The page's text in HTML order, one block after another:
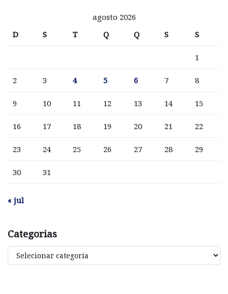
agosto 2026
D
S T Q Q S S
1
2 3 4 5 6 7 8
9 10 11 12 13 14 15
16 17 18 19 20 21 22
23 24 25 26 27 28 29
30 31
« jul
Categorias